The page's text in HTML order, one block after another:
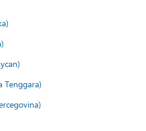
Tenggara)